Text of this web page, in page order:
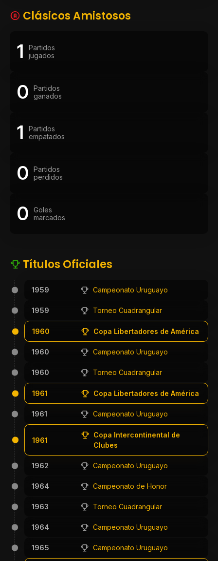
Clásicos Amistosos
1
Partidos
jugados
0
Partidos
ganados
1
Partidos
empatados
0
Partidos
perdidos
0
Goles
marcados
Títulos Oficiales
1959 Campeonato Uruguayo
1959 Torneo Cuadrangular
1960 Copa Libertadores de América
1960 Campeonato Uruguayo
1960 Torneo Cuadrangular
1961 Copa Libertadores de América
1961 Campeonato Uruguayo
1961
Copa Intercontinental de
Clubes
1962 Campeonato Uruguayo
1964 Campeonato de Honor
1963 Torneo Cuadrangular
1964 Campeonato Uruguayo
1965 Campeonato Uruguayo